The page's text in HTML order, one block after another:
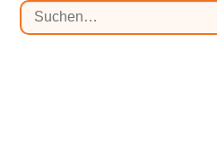
Suchen
nach: